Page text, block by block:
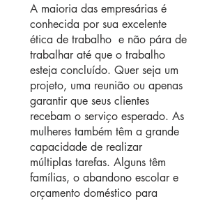
A maioria das empresárias é
conhecida por sua excelente
ética de trabalho  e não pára de
trabalhar até que o trabalho
esteja concluído. Quer seja um
projeto, uma reunião ou apenas
garantir que seus clientes
recebam o serviço esperado. As
mulheres também têm a grande
capacidade de realizar
múltiplas tarefas. Alguns têm
famílias, o abandono escolar e
orçamento doméstico para